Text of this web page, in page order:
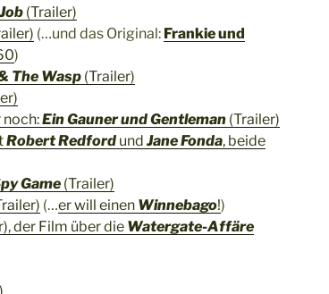
(Trailer)
(…und das Original: Frankie und
)
The Wasp (Trailer)
noch:Ein Gauner und Gentleman (Trailer)
Robert Redford und Jane Fonda, beide
Game (Trailer)
(…er will einen Winnebago!)
der Film über die Watergate-Affäre